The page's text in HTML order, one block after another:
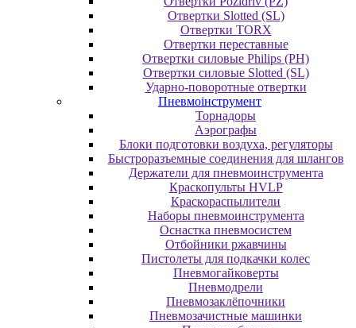
Отвертки Slotted (SL)
Отвертки TORX
Отвертки переставные
Отвертки силовые Philips (PH)
Отвертки силовые Slotted (SL)
Ударно-поворотные отвертки
Пневмоінструмент
Topнaдopы
Аэрографы
Блоки подготовки воздуха, регуляторы
Быстроразъемные соединения для шлангов
Держатели для пневмоинструмента
Краскопульты HVLP
Краскораспылители
Наборы пневмоинструмента
Оснастка пневмосистем
Отбойники ржавчины
Пистолеты для подкачки колес
Пневмогайковерты
Пневмодрели
Пневмозаклёпочники
Пневмозачистные машинки